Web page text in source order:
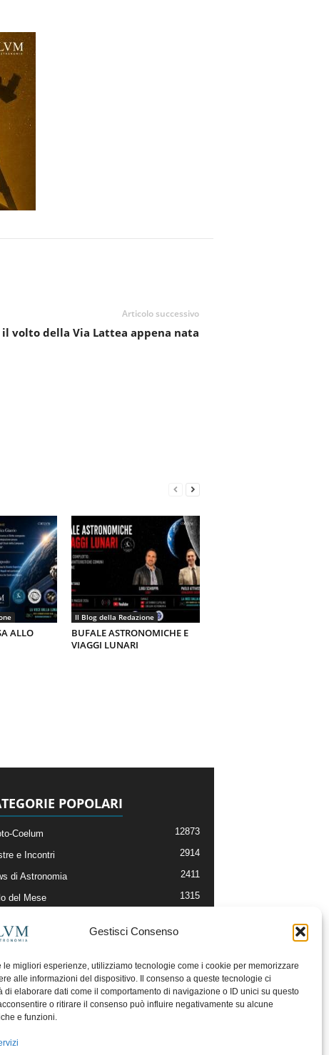
Gestisci Consenso
le migliori esperienze, utilizziamo tecnologie come i cookie per memorizzare
alle informazioni del dispositivo. Il consenso a queste tecnologie ci
di elaborare dati come il comportamento di navigazione o ID unici su questo
o ritirare il consenso può influire negativamente su alcune
e funzioni.
Articolo successivo
il volto della Via Lattea appena nata
ALLO
Il Blog della Redazione
BUFALE ASTRONOMICHE E
VIAGGI LUNARI
POPOLARI
Coelum 12873
e Incontri 2914
di Astronomia 2411
del Mese 1315
e Risorse On-Line
della Redazione